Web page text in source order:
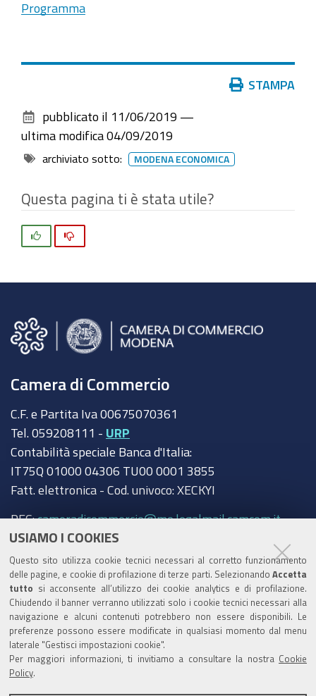
USIAMO I COOKIES
Questo sito utilizza cookie tecnici necessari al corretto funzionamento
delle pagine, e cookie di profilazione di terze parti. Selezionando Accetta
tutto si acconsente all’utilizzo dei cookie analytics e di profilazione.
Chiudendo il banner verranno utilizzati solo i cookie tecnici necessari alla
navigazione e alcuni contenuti potrebbero non essere disponibili. Le
preferenze possono essere modificate in qualsiasi momento dal menu
laterale "Gestisci impostazioni cookie".
Per maggiori informazioni, ti invitiamo a consultare la nostra Cookie
Policy
Programma
documento
STAMPA
pubblicato il 11/06/2019 —
ultima modifica 04/09/2019
archiviato sotto: MODENA ECONOMICA
Questa pagina ti è stata utile?
Camera di Commercio
C.F. e Partita Iva 00675070361
Tel. 059208111 - URP
Contabilità speciale Banca d'Italia:
IT75Q 01000 04306 TU00 0001 3855
Fatt. elettronica - Cod. univoco: XECKYI
PEC:cameradicommercio@mo.legalmail.camcom.it
Amministrazione trasparente
Albo Camerale
Pubblicità Legale
Area riservata Amministratori